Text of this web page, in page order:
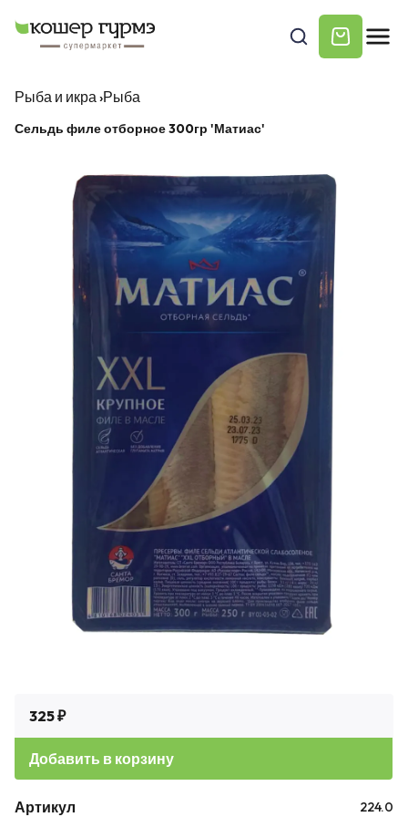
Рыба и икра›Рыба
Сельдь филе отборное 300гр 'Матиас'
325 ₽
Добавить в корзину
Артикул 224.0